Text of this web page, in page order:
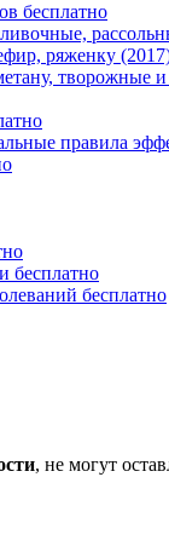
бесплатно
ряженку
творожные
правила
бесплатно
бесплатно
, не могут